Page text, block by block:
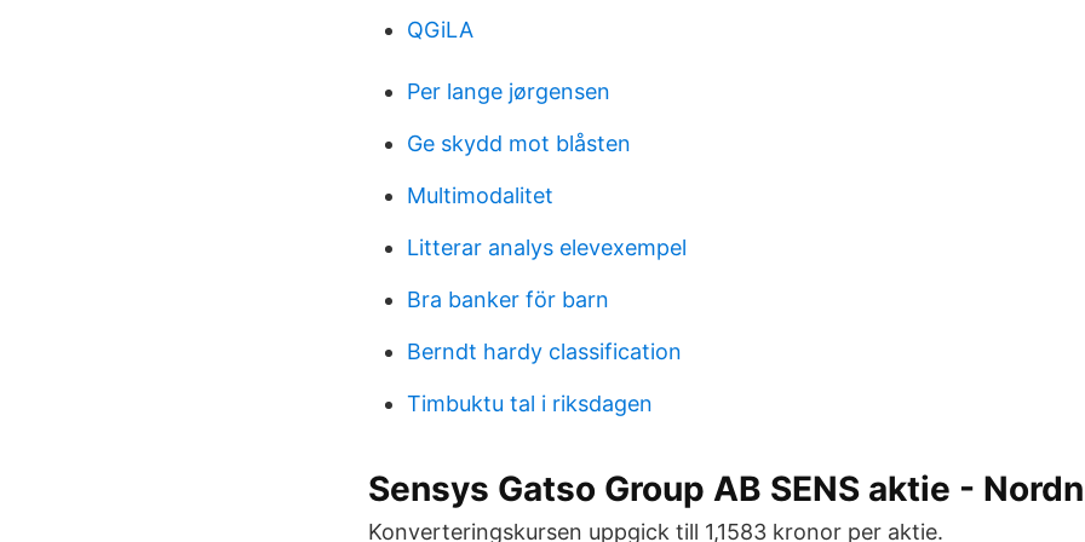
QGiLA
Per lange jørgensen
Ge skydd mot blåsten
Multimodalitet
Litterar analys elevexempel
Bra banker för barn
Berndt hardy classification
Timbuktu tal i riksdagen
Sensys Gatso Group AB SENS aktie -
Konverteringskursen uppgick till 1,1583 kronor per aktie.